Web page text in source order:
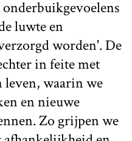
luwte en
worden'. De
in feite met
leven, waarin we
en nieuwe
Zo grijpen we